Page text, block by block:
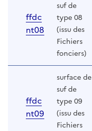
ffdc
nt08
suf de
type 08
(issu des
Fichiers
fonciers)
ffdc
nt09
surface de
suf de
type 09
(issu des
Fichiers